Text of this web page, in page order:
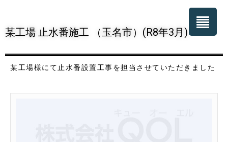
某工場 止水番施工 （玉名市）(R8年3月)
某工場様にて止水番設置工事を担当させていただきました